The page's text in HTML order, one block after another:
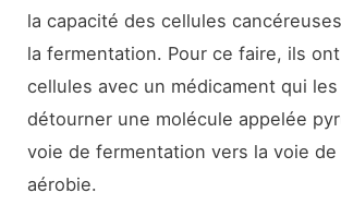
la capacité des cellules
la fermentation. Pour ce faire, ils
cellules avec un médicament qui
détourner une molécule appelée
voie de fermentation vers la voie
aérobie.